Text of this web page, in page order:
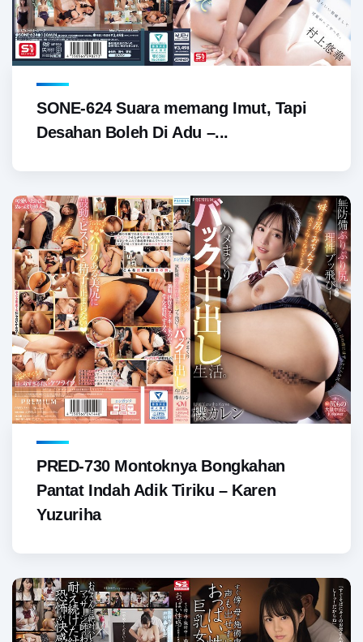
SONE-624 Suara memang Imut, Tapi
Desahan Boleh Di Adu –...
PRED-730 Montoknya Bongkahan
Pantat Indah Adik Tiriku – Karen
Yuzuriha